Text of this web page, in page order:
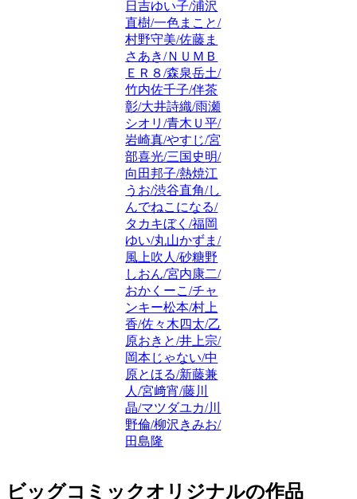
日吉ゆい子/浦沢
直樹/一色まこと/
村野守美/佐藤ま
さあき/ＮＵＭＢ
ＥＲ８/森泉岳土/
竹内佐千子/伴茶
彰/大井詩織/雨瀬
シオリ/青木Ｕ平/
岩崎真/やすじ/宮
部喜光/三国史明/
向田邦子/熱焼江
うお/渋谷直角/し
んでねこになる/
タカキぼく/福岡
ゆい/丸山かずま/
風上吹人/砂糖野
しおん/宮内康二/
おかくーこ/チャ
ンキー松本/村上
香/佐々木四太/乙
原おきと/井上宗/
岡本じゃない/中
原とほる/新藤兼
人/宮﨑宵/藤川
晶/マツダユカ/川
野倫/柳沢きみお/
田島隆
ビッグコミックオリジナルの作品